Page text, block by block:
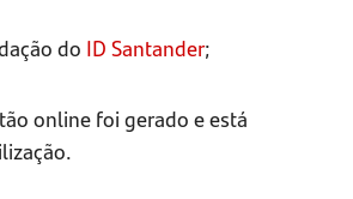
do ID Santander;
online foi gerado e está